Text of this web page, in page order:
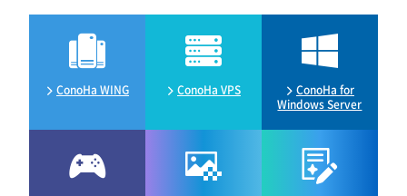
ConoHa WING ConoHa VPS
ConoHa for
Windows Server